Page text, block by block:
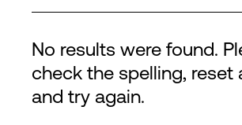
No results were found.
check the spelling, reset
and try again.